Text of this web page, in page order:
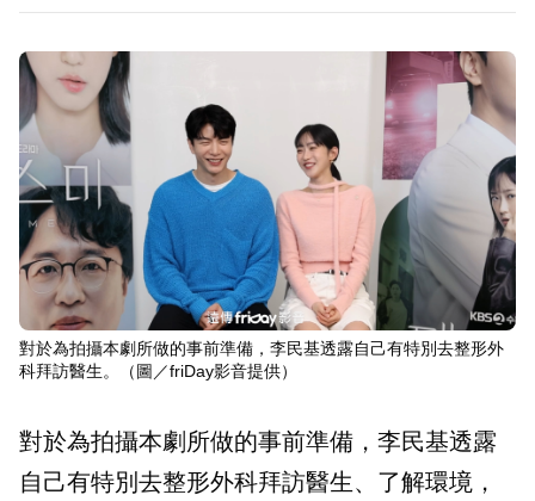
對於為拍攝本劇所做的事前準備，李民基透露自己有特別去整形外
科拜訪醫生。（圖／friDay影音提供）
對於為拍攝本劇所做的事前準備，李民基透露
自己有特別去整形外科拜訪醫生、了解環境，